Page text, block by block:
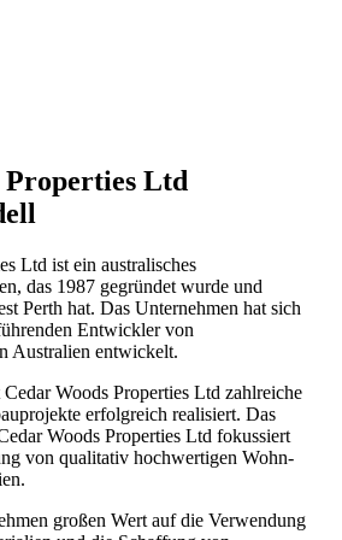
Properties Ltd
Ltd ist ein australisches
das 1987 gegründet wurde und
Perth hat. Das Unternehmen hat sich
Entwickler von
Australien entwickelt.
Cedar Woods Properties Ltd zahlreiche
erfolgreich realisiert. Das
Woods Properties Ltd fokussiert
von qualitativ hochwertigen Wohn-
großen Wert auf die Verwendung